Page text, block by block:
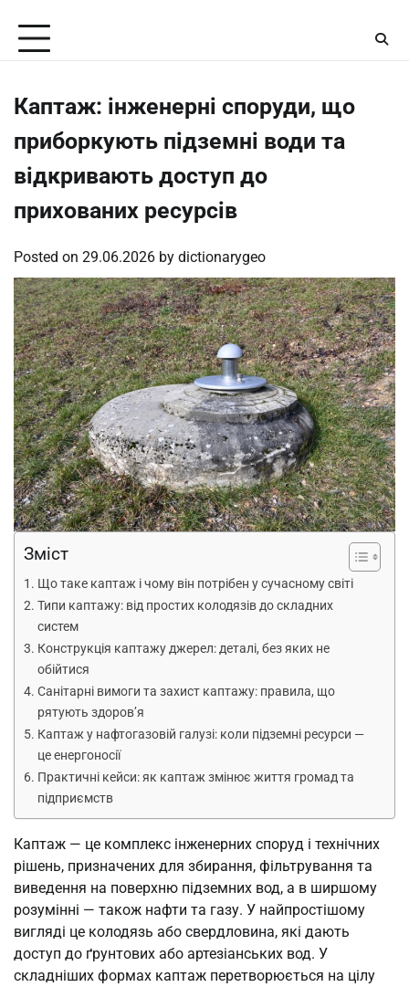
content
Каптаж: інженерні споруди, що
приборкують підземні води та
відкривають доступ до
прихованих ресурсів
Posted on 29.06.2026 by dictionarygeo
Зміст
Що таке каптаж і чому він потрібен у сучасному світі
Типи каптажу: від простих колодязів до складних
систем
Конструкція каптажу джерел: деталі, без яких не
обійтися
Санітарні вимоги та захист каптажу: правила, що
рятують здоров’я
Каптаж у нафтогазовій галузі: коли підземні ресурси —
це енергоносії
Практичні кейси: як каптаж змінює життя громад та
підприємств
Каптаж — це комплекс інженерних споруд і технічних
рішень, призначених для збирання, фільтрування та
виведення на поверхню підземних вод, а в ширшому
розумінні — також нафти та газу. У найпростішому
вигляді це колодязь або свердловина, які дають
доступ до ґрунтових або артезіанських вод. У
складніших формах каптаж перетворюється на цілу